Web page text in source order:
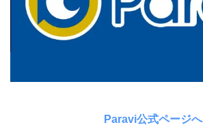
Paravi公式ページへ